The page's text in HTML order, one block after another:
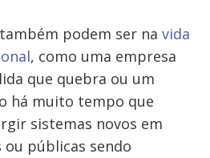
podem ser na vida
, como uma empresa
que quebra ou um
há muito tempo que
sistemas novos em
públicas sendo